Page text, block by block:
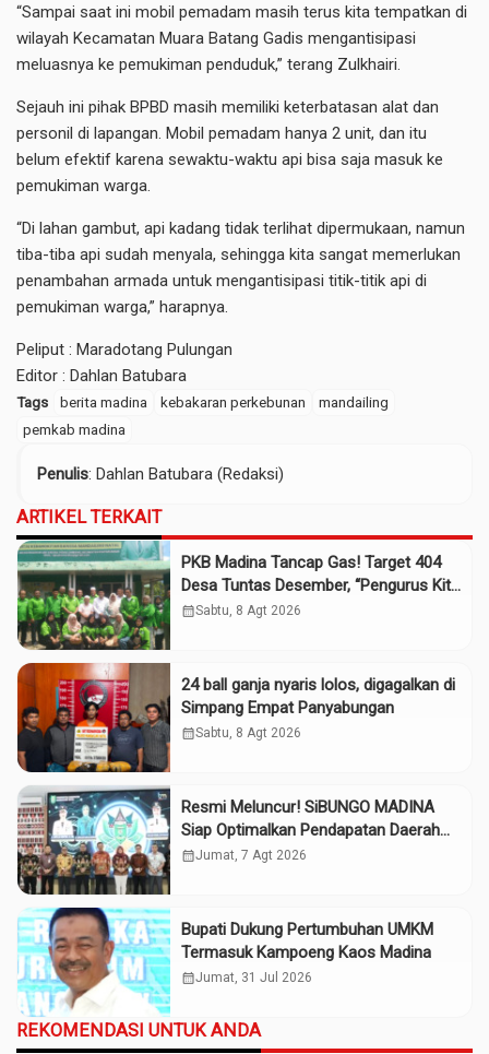
“Sampai saat ini mobil pemadam masih terus kita tempatkan di
wilayah Kecamatan Muara Batang Gadis mengantisipasi
meluasnya ke pemukiman penduduk,” terang Zulkhairi.
Sejauh ini pihak BPBD masih memiliki keterbatasan alat dan
personil di lapangan. Mobil pemadam hanya 2 unit, dan itu
belum efektif karena sewaktu-waktu api bisa saja masuk ke
pemukiman warga.
“Di lahan gambut, api kadang tidak terlihat dipermukaan, namun
tiba-tiba api sudah menyala, sehingga kita sangat memerlukan
penambahan armada untuk mengantisipasi titik-titik api di
pemukiman warga,” harapnya.
Peliput : Maradotang Pulungan
Editor : Dahlan Batubara
Tags berita madina kebakaran perkebunan
mandailing
pemkab madina
Penulis: Dahlan Batubara (Redaksi)
ARTIKEL TERKAIT
PKB Madina Tancap Gas! Target 404
Desa Tuntas Desember, “Pengurus Kita
Adalah Tokoh”
calendar_monthSabtu, 8 Agt 2026
24 ball ganja nyaris lolos, digagalkan di
Simpang Empat Panyabungan
calendar_monthSabtu, 8 Agt 2026
Resmi Meluncur! SiBUNGO MADINA
Siap Optimalkan Pendapatan Daerah
Madina
calendar_monthJumat, 7 Agt 2026
Bupati Dukung Pertumbuhan UMKM
Termasuk Kampoeng Kaos Madina
calendar_monthJumat, 31 Jul 2026
REKOMENDASI UNTUK ANDA